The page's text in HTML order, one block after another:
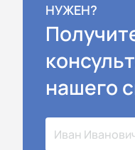
НУЖЕН?
нашего